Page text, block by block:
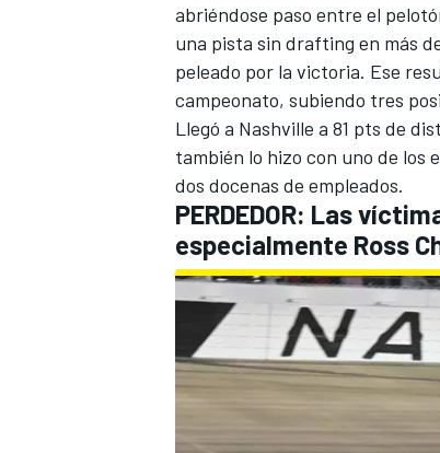
abriéndose paso entre el
una pista sin drafting en más
peleado por la victoria. Ese
campeonato, subiendo tres
Llegó a Nashville a 81 pts de
también lo hizo con uno de los
dos docenas de empleados.
PERDEDOR: Las
especialmente Ross